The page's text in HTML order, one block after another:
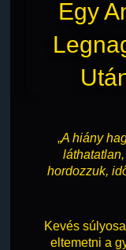
Egy
„A hiány
hordozzuk,
Kevés
eltemetni a